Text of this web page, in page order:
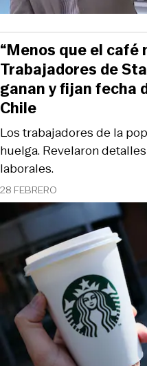
28 FEBRERO
Los trabajadores de la
huelga. Revelaron
laborales.
“Menos que el café
Trabajadores de
ganan y fijan fecha
Chile